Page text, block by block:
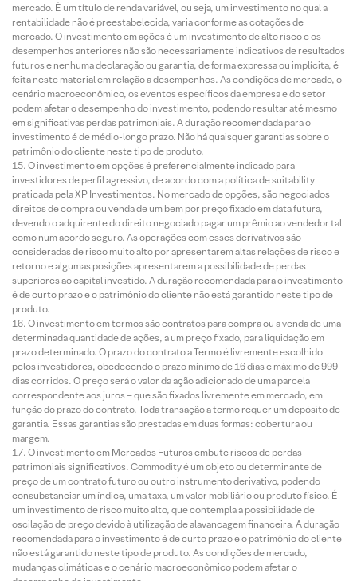
mercado. É um título de renda variável, ou seja, um investimento no qual a
rentabilidade não é preestabelecida, varia conforme as cotações de
mercado. O investimento em ações é um investimento de alto risco e os
desempenhos anteriores não são necessariamente indicativos de resultados
futuros e nenhuma declaração ou garantia, de forma expressa ou implícita, é
feita neste material em relação a desempenhos. As condições de mercado, o
cenário macroeconômico, os eventos específicos da empresa e do setor
podem afetar o desempenho do investimento, podendo resultar até mesmo
em significativas perdas patrimoniais. A duração recomendada para o
investimento é de médio-longo prazo. Não há quaisquer garantias sobre o
patrimônio do cliente neste tipo de produto.
O investimento em opções é preferencialmente indicado para
investidores de perfil agressivo, de acordo com a política de suitability
praticada pela XP Investimentos. No mercado de opções, são negociados
direitos de compra ou venda de um bem por preço fixado em data futura,
devendo o adquirente do direito negociado pagar um prêmio ao vendedor tal
como num acordo seguro. As operações com esses derivativos são
consideradas de risco muito alto por apresentarem altas relações de risco e
retorno e algumas posições apresentarem a possibilidade de perdas
superiores ao capital investido. A duração recomendada para o investimento
é de curto prazo e o patrimônio do cliente não está garantido neste tipo de
produto.
O investimento em termos são contratos para compra ou a venda de uma
determinada quantidade de ações, a um preço fixado, para liquidação em
prazo determinado. O prazo do contrato a Termo é livremente escolhido
pelos investidores, obedecendo o prazo mínimo de 16 dias e máximo de 999
dias corridos. O preço será o valor da ação adicionado de uma parcela
correspondente aos juros – que são fixados livremente em mercado, em
função do prazo do contrato. Toda transação a termo requer um depósito de
garantia. Essas garantias são prestadas em duas formas: cobertura ou
margem.
O investimento em Mercados Futuros embute riscos de perdas
patrimoniais significativos. Commodity é um objeto ou determinante de
preço de um contrato futuro ou outro instrumento derivativo, podendo
consubstanciar um índice, uma taxa, um valor mobiliário ou produto físico. É
um investimento de risco muito alto, que contempla a possibilidade de
oscilação de preço devido à utilização de alavancagem financeira. A duração
recomendada para o investimento é de curto prazo e o patrimônio do cliente
não está garantido neste tipo de produto. As condições de mercado,
mudanças climáticas e o cenário macroeconômico podem afetar o